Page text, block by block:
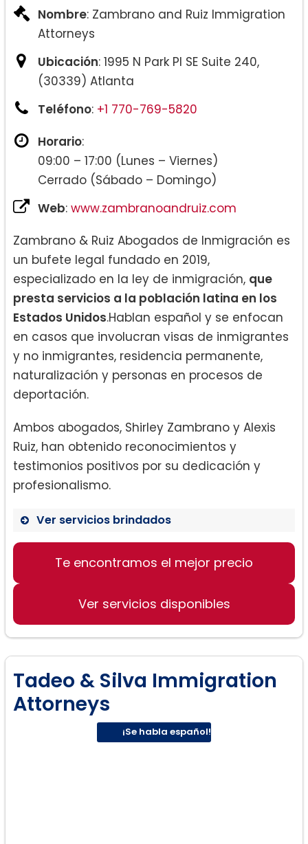
Nombre: Zambrano and Ruiz Immigration
Attorneys
Ubicación: 1995 N Park Pl SE Suite 240,
(30339) Atlanta
Teléfono: +1 770-769-5820
Horario:
09:00 – 17:00 (Lunes – Viernes)
Cerrado (Sábado – Domingo)
Web: www.zambranoandruiz.com
Zambrano & Ruiz Abogados de Inmigración es
un bufete legal fundado en 2019,
especializado en la ley de inmigración, que
presta servicios a la población latina en los
Estados Unidos.Hablan español y se enfocan
en casos que involucran visas de inmigrantes
y no inmigrantes, residencia permanente,
naturalización y personas en procesos de
deportación.
Ambos abogados, Shirley Zambrano y Alexis
Ruiz, han obtenido reconocimientos y
testimonios positivos por su dedicación y
profesionalismo.
Ver servicios brindados
Visas de Inmigrantes
Residencia Permanente
Procedimientos de Deportación
Te encontramos el mejor precio
Ver servicios disponibles
Tadeo & Silva Immigration
Attorneys
¡Se habla español!